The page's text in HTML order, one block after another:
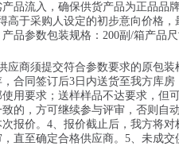
品流入，确保供货产品为正品品
高于采购人设定的初步意向价格
品参数包装规格：200副/箱产品
应商须提交符合参数要求的原包
合同签订后3日内送货至我方库
用要求；送样样品不达要求，但
的，方可继续参与评审，否则自
报价。4、报价截止后，我方将
直至确定合格供应商。5、未成